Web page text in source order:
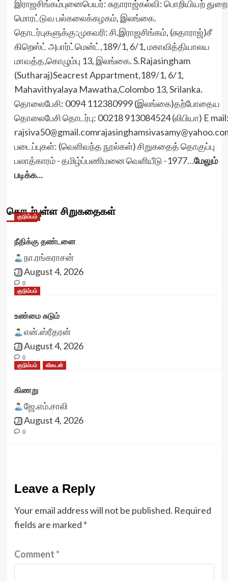
இராஜசிங்கம்புனைபெயர்: சுதாராஜ்கல்வி: பொறியியற்
மொரட்டுவ பல்கலைக்கழகம், இலங்கை.
தொடர்புகளுக்கு:முகவரி: சி.இராஜசிங்கம், (சுதாராஜ்)சீ
கிறெஸ்ட் அபார்ட்மென்ட்,189/1, 6/1, மகாவித்தியாலய
மாவத்த,கொழும்பு 13, இலங்கை. S.Rajasingham
(Sutharaj)Seacrest Appartment,189/1, 6/1,
Mahavithyalaya Mawatha,Colombo 13, Srilanka.
தொலைபேசி: 0094 112380999 (இலங்கை)தற்போதைய
தொலைபேசி தொடர்பு: 00218 913084524 (லிபியா) E
படைப்புகள்: (வெளிவந்த நூல்கள்) சிறுகதைத் தொகுப்பு
பலாத்காரம் - தமிழ்ப்பணிமனை வெளியீடு -1977…மேலும்
படிக்க...
தொடர்புள்ள சிறுகதைகள்
குடும்பம்
நீதிக்கு தண்டனை
நா.ரங்கராசன்
August 4, 2026
0
குடும்பம்
உண்மை சுடும்
என்.ஸ்ரீதரன்
August 4, 2026
0
குடும்பம்
விகடன்
கிணறு
ஜே.எம்.சாலி
August 4, 2026
0
Leave a Reply
Your email address will not be published. Required
fields are marked *
Comment*